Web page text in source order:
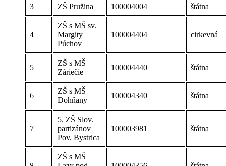
3 ZŠ Pružina 100004004 štátna
4
ZŠ s MŠ sv.
Margity
Púchov
100004404 cirkevná
5
ZŠ s MŠ
Záriečie
100004440 štátna
6
ZŠ s MŠ
Dohňany
100004340 štátna
7
5. ZŠ Slov.
partizánov
Pov. Bystrica
100003981 štátna
ZŠ s MŠ